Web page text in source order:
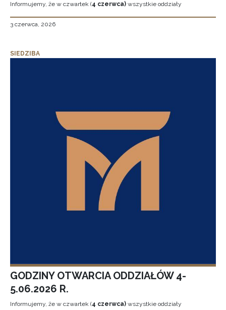
Informujemy, że w czwartek (4 czerwca) wszystkie oddziały
3 czerwca, 2026
SIEDZIBA
GODZINY OTWARCIA ODDZIAŁÓW 4-
5.06.2026 R.
Informujemy, że w czwartek (4 czerwca) wszystkie oddziały